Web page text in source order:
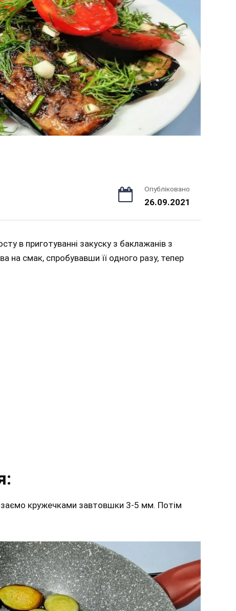
Опубліковано
26.09.2021
в приготуванні закуску з баклажанів з
на смак, спробувавши її одного разу, тепер
кружечками завтовшки 3-5 мм. Потім